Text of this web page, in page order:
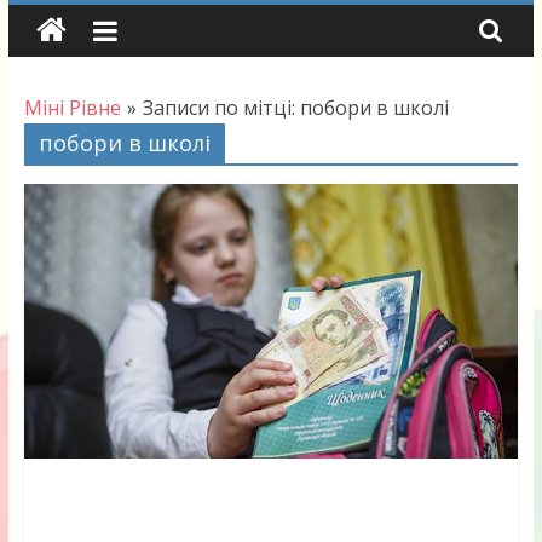
Skip
Міні Рівне » Записи по мітці: побори в школі
побори в школі